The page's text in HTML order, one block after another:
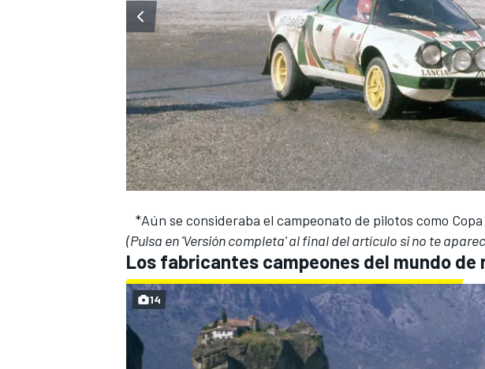
*Aún se consideraba el campeonato de pilotos como
(Pulsa en 'Versión completa' al final del artículo si no te
Los fabricantes campeones del mundo de
14